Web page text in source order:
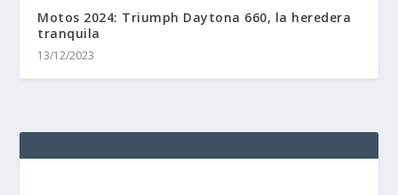
Motos 2024: Triumph Daytona 660, la heredera
tranquila
13/12/2023